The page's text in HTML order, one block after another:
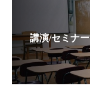
講演/セミナー